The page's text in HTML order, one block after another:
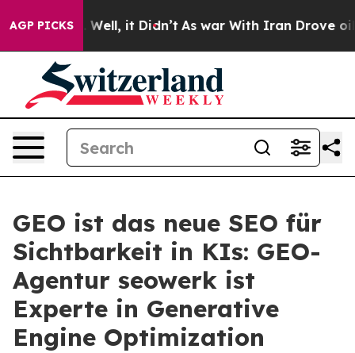
AGP PICKSWell, it Didn’t As war With Iran Drove oil
GEO ist das neue SEO für
Sichtbarkeit in KIs: GEO-
Agentur seowerk ist
Experte in Generative
Engine Optimization